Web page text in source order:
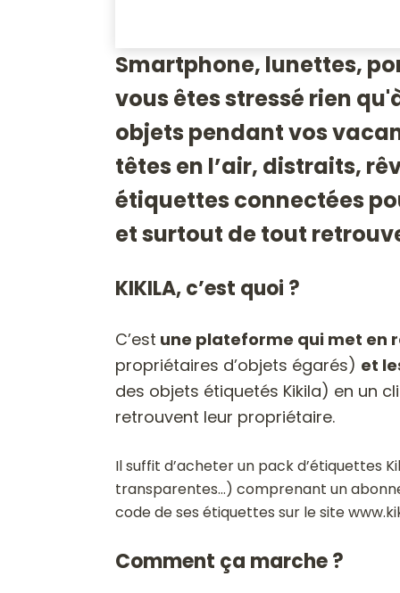
Smartphone, lunettes,
vous êtes stressé rien
objets pendant vos
têtes en l’air, distraits,
étiquettes connectées
et surtout de tout
KIKILA, c’est quoi ?
C’est une plateforme qui met en
propriétaires d’objets égarés) et
des objets étiquetés Kikila) en un
retrouvent leur propriétaire.
Il suffit d’acheter un pack d’étiquettes
transparentes…) comprenant un
code de ses étiquettes sur le site
Comment ça marche ?